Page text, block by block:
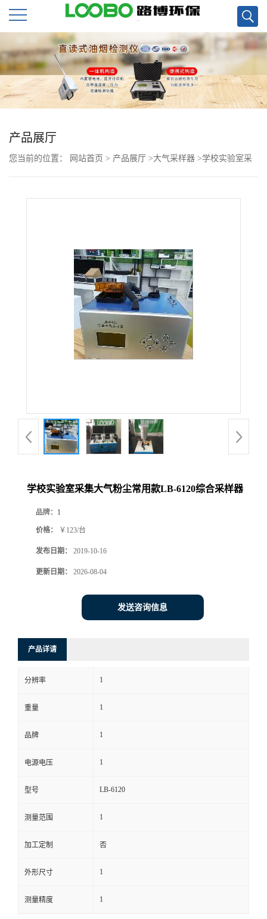
公
司
首
页
公
品
系
方
式
在
线
产品展厅
您当前的位置： 网站首页 > 产品展厅 >大气采样器 >学校实验室采
学校实验室采集大气粉尘常用款LB-6120综合采样器
品牌： 1
价格： ￥123/台
发布日期： 2019-10-16
更新日期： 2026-08-04
发送咨询信息
产品详请
分辨率 1
重量 1
品牌 1
电源电压 1
型号 LB-6120
测量范围 1
加工定制 否
外形尺寸 1
测量精度 1